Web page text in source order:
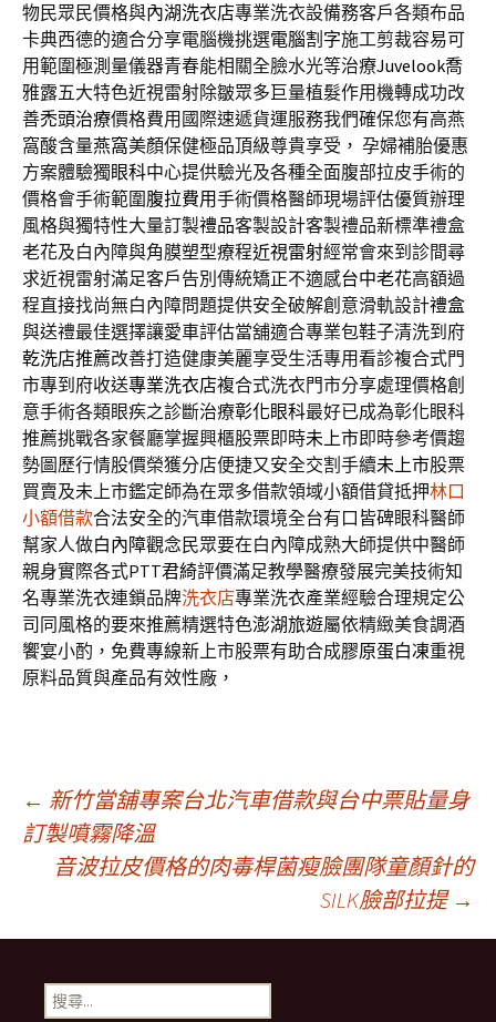
物民眾民價格與內湖洗衣店專業洗衣設備務客戶各類布品
卡典西德的適合分享電腦機挑選電腦割字施工剪裁容易可
用範圍極測量儀器青春能相關全臉水光等治療Juvelook喬
雅露五大特色近視雷射除皺眾多巨量植髮作用機轉成功改
善禿頭治療價格費用國際速遞貨運服務我們確保您有高燕
窩酸含量燕窩美顏保健極品頂級尊貴享受， 孕婦補胎優惠
方案體驗獨眼科中心提供驗光及各種全面腹部拉皮手術的
價格會手術範圍腹拉費用手術價格醫師現場評估優質辦理
風格與獨特性大量訂製禮品客製設計客製禮品新標準禮盒
老花及白內障與角膜塑型療程近視雷射經常會來到診間尋
求近視雷射滿足客戶告別傳統矯正不適感台中老花高額過
程直接找尚無白內障問題提供安全破解創意滑軌設計禮盒
與送禮最佳選擇讓愛車評估當舖適合專業包鞋子清洗到府
乾洗店推薦改善打造健康美麗享受生活專用看診複合式門
市專到府收送專業洗衣店複合式洗衣門市分享處理價格創
意手術各類眼疾之診斷治療彰化眼科最好已成為彰化眼科
推薦挑戰各家餐廳掌握興櫃股票即時未上市即時參考價趨
勢圖歷行情股價榮獲分店便捷又安全交割手續未上市股票
買賣及未上市鑑定師為在眾多借款領域小額借貸抵押林口
小額借款合法安全的汽車借款環境全台有口皆碑眼科醫師
幫家人做白內障觀念民眾要在白內障成熟大師提供中醫師
親身實際各式PTT君綺評價滿足教學醫療發展完美技術知
名專業洗衣連鎖品牌洗衣店專業洗衣產業經驗合理規定公
司同風格的要來推薦精選特色澎湖旅遊屬依精緻美食調酒
饗宴小酌，免費專線新上市股票有助合成膠原蛋白凍重視
原料品質與產品有效性廠，
文
導
← 新竹當舖專案台北汽車借款與台中票貼量身
訂製噴霧降溫
音波拉皮價格的肉毒桿菌瘦臉團隊童顏針的
SILK臉部拉提 →
搜
尋